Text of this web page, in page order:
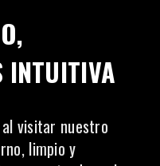
INTUITIVA
visitar nuestro
limpio y